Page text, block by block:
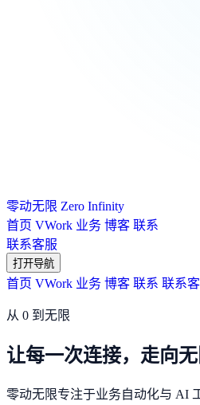
零动无限 Zero Infinity
首页 VWork 业务 博客 联系
联系客服
打开导航
首页 VWork 业务 博客 联系 联系
从 0 到无限
让每一次连接，走向
零动无限专注于业务自动化与 AI